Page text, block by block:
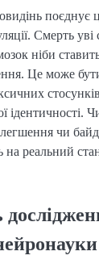
поєднує
Смерть
ніби
Це може
ідентичності.
чи
на реальний